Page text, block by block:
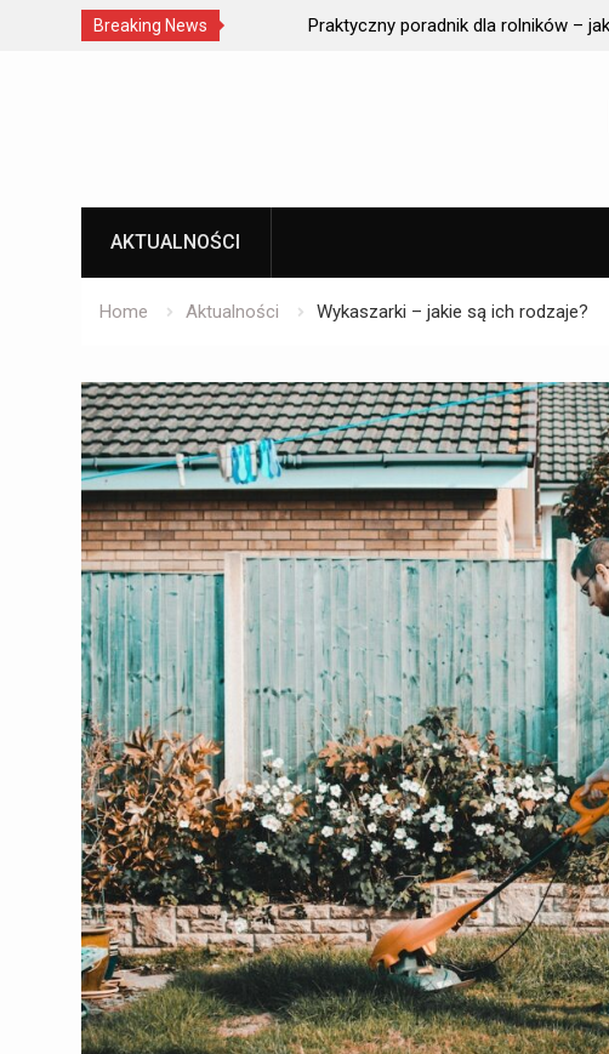
Breaking News
w prestiżowej
Praktyczny poradnik dla rolników – jak wybrać
AKTUALNOŚCI
Home Aktualności Wykaszarki – jakie są ich rodzaje?